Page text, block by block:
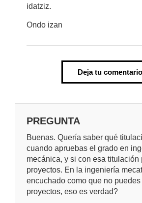
idatziz.
Ondo izan
Deja tu comentario
PREGUNTA
Buenas. Quería saber qué
cuando apruebas el grado en
mecánica, y si con esa titulación
proyectos. En la ingeniería
encuchado como que no puedes
proyectos, eso es verdad?